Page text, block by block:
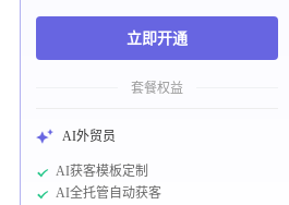
立即开通
套餐权益
AI外贸员
AI获客模板定制
AI全托管自动获客